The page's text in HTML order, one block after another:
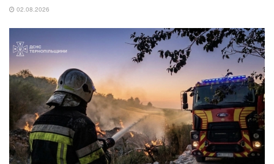
02.08.2026